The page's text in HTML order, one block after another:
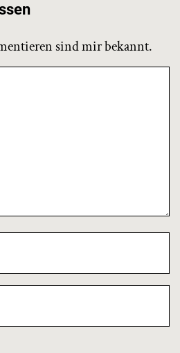
sind mir bekannt.